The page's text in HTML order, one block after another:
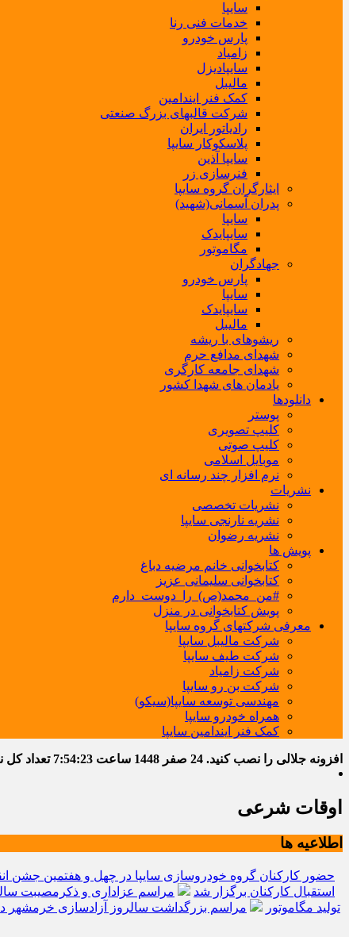
سایپا
خدمات فنی رنا
پارس خودرو
زامیاد
سایپادیزل
مالیبل
کمک فنر ایندامین
شرکت قالبهای بزرگ صنعتی
رادیاتور ایران
پلاسکوکار سایپا
سایپا آذین
فنرسازی زر
ایثارگران گروه سایپا
پدران آسمانی(شهید)
سایپا
سایپایدک
مگاموتور
جهادگران
پارس خودرو
سایپا
سایپایدک
مالیبل
ریشوهای با ریشه
شهدای مدافع حرم
شهدای جامعه کارگری
یادمان های شهدا کشور
دانلودها
پوستر
کلیپ تصویری
کلیپ صوتی
موبایل اسلامی
نرم افزار چند رسانه ای
نشریات
نشریات تخصصی
نشریه نارنجی سایپا
نشریه رضوان
پویش ها
کتابخوانی خانم مرضیه دباغ
کتابخوانی سلیمانی عزیز
#من_محمد(ص)_را_دوست_دارم
پویش کتابخوانی در منزل
معرفی شرکتهای گروه سایپا
شرکت مالیبل سایپا
شرکت طیف سایپا
شرکت زامیاد
شرکت بن رو سایپا
مهندسی توسعه سایپا(سیکو)
همراه خودرو سایپا
کمک فنر ایندامین سایپا
افزونه جلالی را نصب کنید. 24 صفر 1448 ساعت 7:54:24 تعداد کل
اوقات شرعی
اطلاعیه ها
حضور کارکنان گروه خودروسازی سایپا در چهل و هفتمین جشن
استقبال کارکنان برگزار شد
مراسم عزاداری و ذکرمصیبت
تولید مگاموتور
مراسم بزرگداشت سالروز آزادسازی خرمشهر